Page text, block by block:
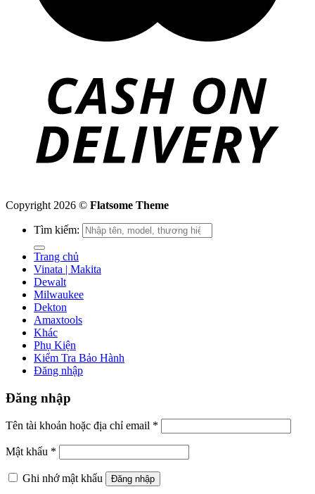
Copyright 2026 © Flatsome Theme
Tìm kiếm:
Trang chủ
Vinata | Makita
Dewalt
Milwaukee
Dekton
Amaxtools
Khác
Phụ Kiện
Kiểm Tra Bảo Hành
Đăng nhập
Đăng nhập
Tên tài khoản hoặc địa chỉ email *
Mật khẩu *
Ghi nhớ mật khẩu Đăng nhập